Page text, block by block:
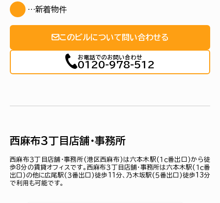
…新着物件
このビルについて問い合わせる
お電話でのお問い合わせ
0120-978-512
西麻布３丁目店舗・事務所
西麻布３丁目店舗・事務所(港区西麻布)は六本木駅(１ｃ番出口)から徒
歩8分の賃貸オフィスです。西麻布３丁目店舗・事務所は六本木駅(１ｃ番
出口)の他に広尾駅(３番出口)徒歩11分、乃木坂駅(５番出口)徒歩13分
で利用も可能です。